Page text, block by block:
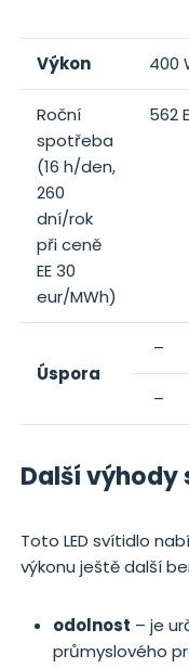
Výkon 400
Roční
spotřeba
(16 h/den,
260
dní/rok
při ceně
EE 30
eur/MWh)
562
Úspora
–
–
Další výhody
Toto LED svítidlo
výkonu ještě další
odolnost – je
průmyslového